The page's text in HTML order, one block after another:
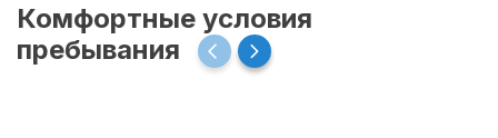
Комфортные условия
пребывания